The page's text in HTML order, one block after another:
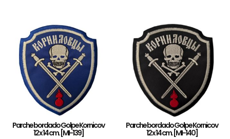
Parche bordado Golpe Kornicov
12 x 14 cm. [MI-139]
Parche bordado Golpe Kornicov
12 x 14 cm. [MI-140]